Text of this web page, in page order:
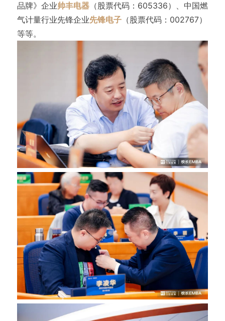
品牌》企业帅丰电器（股票代码：605336）、中国燃
气计量行业先锋企业先锋电子（股票代码：002767）
等等。